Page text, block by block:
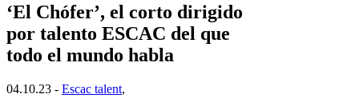
‘El Chófer’, el corto dirigido
por talento ESCAC del que
todo el mundo habla
04.10.23 - Escac talent,